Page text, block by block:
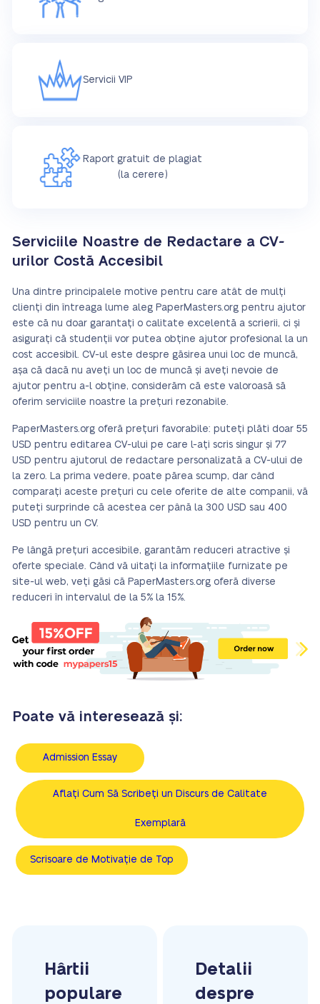
Servicii VIP
Raport gratuit de plagiat
(la cerere)
Serviciile Noastre de Redactare a CV-
urilor Costă Accesibil
Una dintre principalele motive pentru care atât de mulți
clienți din întreaga lume aleg PaperMasters.org pentru ajutor
este că nu doar garantați o calitate excelentă a scrierii, ci și
asigurați că studenții vor putea obține ajutor profesional la un
cost accesibil. CV-ul este despre găsirea unui loc de muncă,
așa că dacă nu aveți un loc de muncă și aveți nevoie de
ajutor pentru a-l obține, considerăm că este valoroasă să
oferim serviciile noastre la prețuri rezonabile.
PaperMasters.org oferă prețuri favorabile: puteți plăti doar 55
USD pentru editarea CV-ului pe care l-ați scris singur și 77
USD pentru ajutorul de redactare personalizată a CV-ului de
la zero. La prima vedere, poate părea scump, dar când
comparați aceste prețuri cu cele oferite de alte companii, vă
puteți surprinde că acestea cer până la 300 USD sau 400
USD pentru un CV.
Pe lângă prețuri accesibile, garantăm reduceri atractive și
oferte speciale. Când vă uitați la informațiile furnizate pe
site-ul web, veți găsi că PaperMasters.org oferă diverse
reduceri în intervalul de la 5% la 15%.
Poate vă interesează și:
Admission Essay
Aflați Cum Să Scribeți un Discurs de Calitate
Exemplară
Scrisoare de Motivație de Top
Hârtii
populare
Detalii
despre